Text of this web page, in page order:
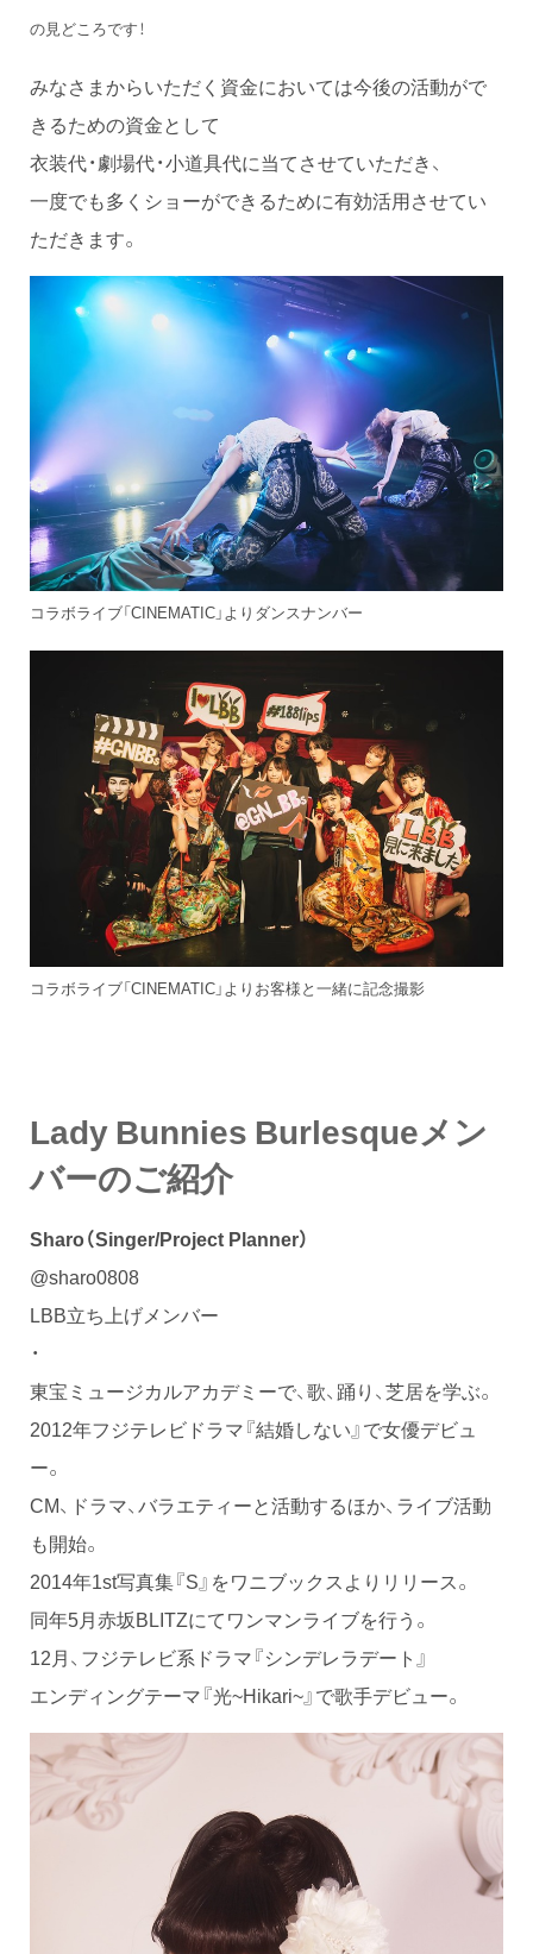
の見どころです！
みなさまからいただく資金においては今後の活動がで
きるための資金として
衣装代・劇場代・小道具代に当てさせていただき、
一度でも多くショーができるために有効活用させてい
ただきます。
コラボライブ「CINEMATIC」よりダンスナンバー
コラボライブ「CINEMATIC」よりお客様と一緒に記念撮影
Lady Bunnies Burlesqueメン
バーのご紹介
Sharo（Singer/Project Planner）
@sharo0808
LBB立ち上げメンバー
・
東宝ミュージカルアカデミーで、歌、踊り、芝居を学ぶ。
2012年フジテレビドラマ『結婚しない』で女優デビュ
ー。
CM、ドラマ、バラエティーと活動するほか、ライブ活動
も開始。
2014年1st写真集『S』をワニブックスよりリリース。
同年5月赤坂BLITZにてワンマンライブを行う。
12月、フジテレビ系ドラマ『シンデレラデート』
エンディングテーマ『光~Hikari~』で歌手デビュー。